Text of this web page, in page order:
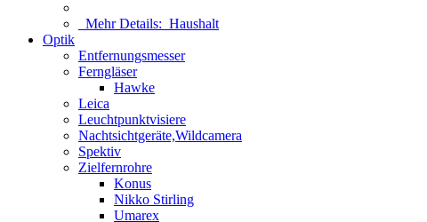
Mehr Details: Haushalt
Optik
Entfernungsmesser
Ferngläser
Hawke
Leica
Leuchtpunktvisiere
Nachtsichtgeräte,Wildcamera
Spektiv
Zielfernrohre
Konus
Nikko Stirling
Umarex